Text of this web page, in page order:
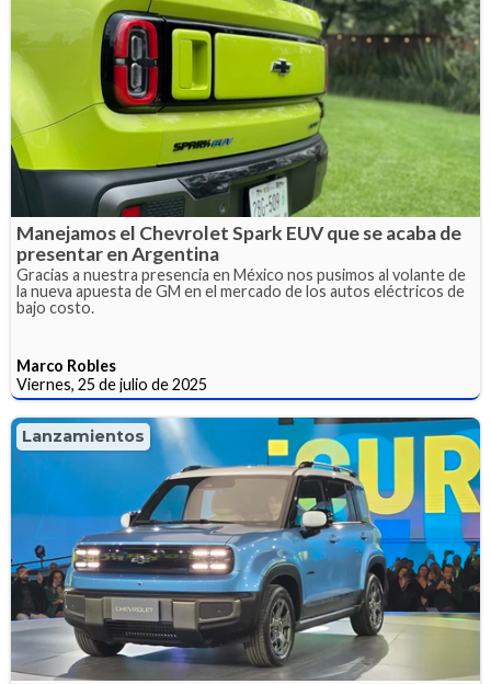
Manejamos el Chevrolet Spark EUV que se acaba de
presentar en Argentina
Gracias a nuestra presencia en México nos pusimos al volante de
la nueva apuesta de GM en el mercado de los autos eléctricos de
bajo costo.
Marco Robles
Viernes, 25 de julio de 2025
Lanzamientos